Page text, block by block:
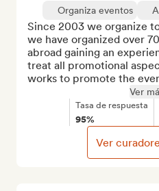
Organiza eventos
Since 2003 we organize
we have organized over
abroad gaining an
treat all promotional
works to promote the
Ver
Tasa de respuesta
95%
Ver